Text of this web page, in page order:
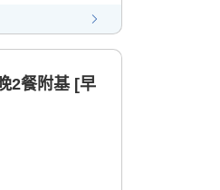
2餐附基 [早